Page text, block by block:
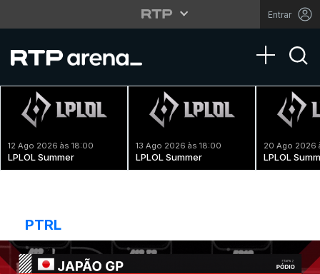
Entrar
Toggle
12 Ago 2026 às 18:00
LPLOL Summer
13 Ago 2026 às 18:00
LPLOL Summer
20 Ago 2026
LPLOL
PTRL